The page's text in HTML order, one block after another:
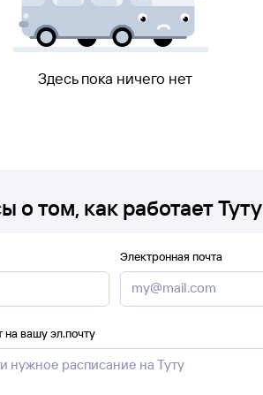
Здесь пока ничего нет
том, как работает Туту
Электронная почта
вашу эл.почту